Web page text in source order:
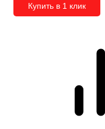
Купить в 1 клик